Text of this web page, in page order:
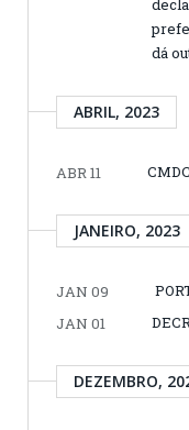
dá
ABRIL, 2023
ABR 11
JANEIRO, 2023
JAN 09
JAN 01
DEZEMBRO,